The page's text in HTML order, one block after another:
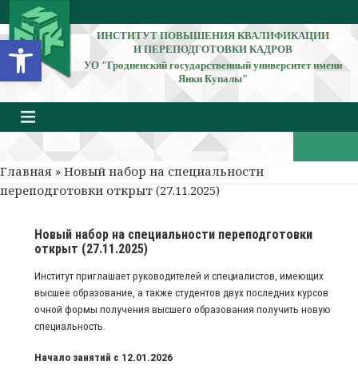
Открыть панель инструментов
ИНСТИТУТ ПОВЫШЕНИЯ КВАЛИФИКАЦИИ
И ПЕРЕПОДГОТОВКИ КАДРОВ
УО "Гродненский государственный университет имени
Янки Купалы"
Главная » Новый набор на специальности
переподготовки открыт (27.11.2025)
Новый набор на специальности переподготовки
открыт (27.11.2025)
Институт приглашает руководителей и специалистов, имеющих
высшее образование, а также студентов двух последних курсов
очной формы получения высшего образования получить новую
специальность.
Начало занятий с 12.01.2026